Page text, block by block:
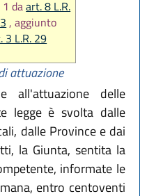
1 daart. 8 L.R.
, aggiunto
3 L.R. 29
attuazione
all'attuazione delle
legge è svolta dalle
dalle Province e dai
la Giunta, sentita la
informate le
entro centoventi